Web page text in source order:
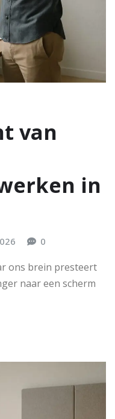
van
in
0
ons brein presteert
naar een scherm